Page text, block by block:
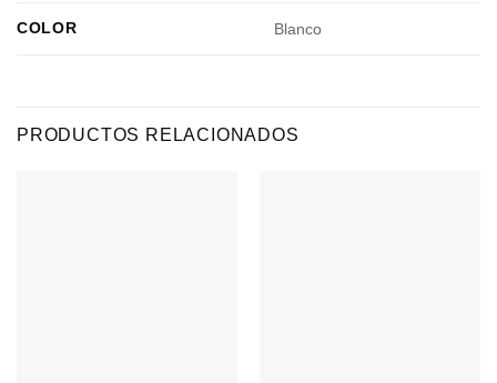
COLOR Blanco
PRODUCTOS RELACIONADOS